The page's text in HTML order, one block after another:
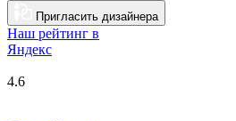
Пригласить дизайнера
Наш рейтинг в
Яндекс
4.6